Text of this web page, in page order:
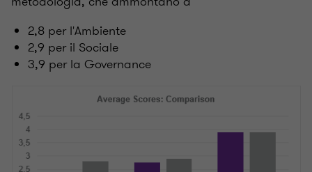
2,8 per l'Ambiente
2,9 per il Sociale
3,9 per la Governance